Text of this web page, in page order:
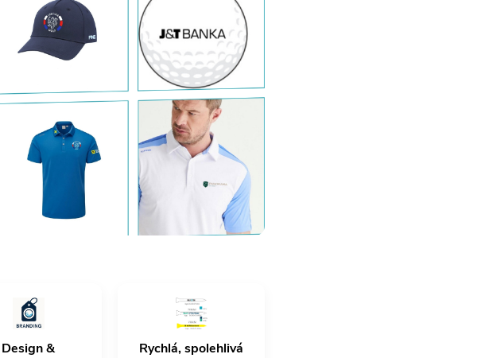
Design &
Rychlá, spolehlivá